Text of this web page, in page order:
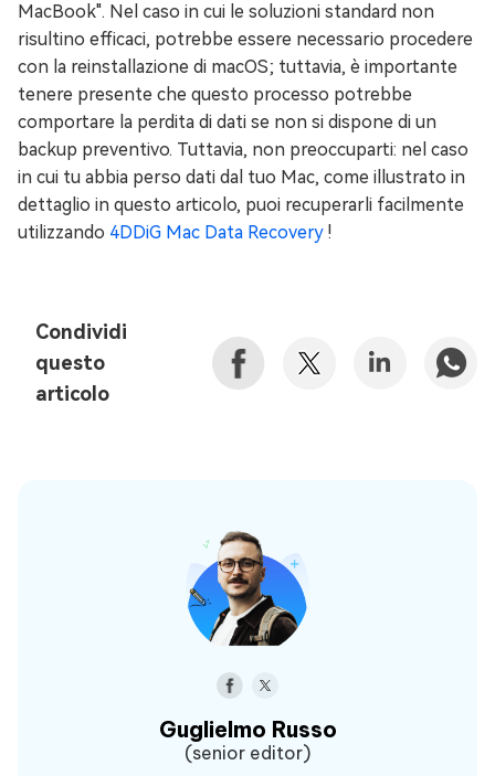
MacBook". Nel caso in cui le soluzioni standard non
risultino efficaci, potrebbe essere necessario procedere
con la reinstallazione di macOS; tuttavia, è importante
tenere presente che questo processo potrebbe
comportare la perdita di dati se non si dispone di un
backup preventivo. Tuttavia, non preoccuparti: nel caso
in cui tu abbia perso dati dal tuo Mac, come illustrato in
dettaglio in questo articolo, puoi recuperarli facilmente
utilizzando 4DDiG Mac Data Recovery !
Condividi
questo
articolo
Guglielmo Russo
(senior editor)